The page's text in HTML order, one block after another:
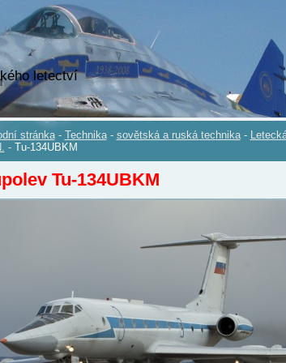
letectví
stránka - Technika - sovětská a ruská technika -
- Tu-134UBKM
Tu-134UBKM